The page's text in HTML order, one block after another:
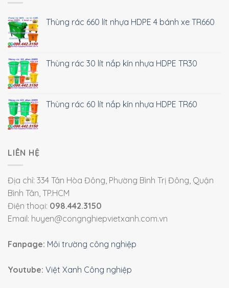
Thùng rác 660 lít nhựa HDPE 4 bánh xe TR660
Thùng rác 30 lít nắp kín nhựa HDPE TR30
Thùng rác 60 lít nắp kín nhựa HDPE TR60
LIÊN HỆ
Địa chỉ: 334 Tân Hòa Đông, Phường Bình Trị Đông, Quận
Bình Tân, TP.HCM
Điện thoại: 098.442.3150
Email: huyen@congnghiepvietxanh.com.vn
Fanpage: Môi trường công nghiệp
Youtube: Việt Xanh Công nghiệp